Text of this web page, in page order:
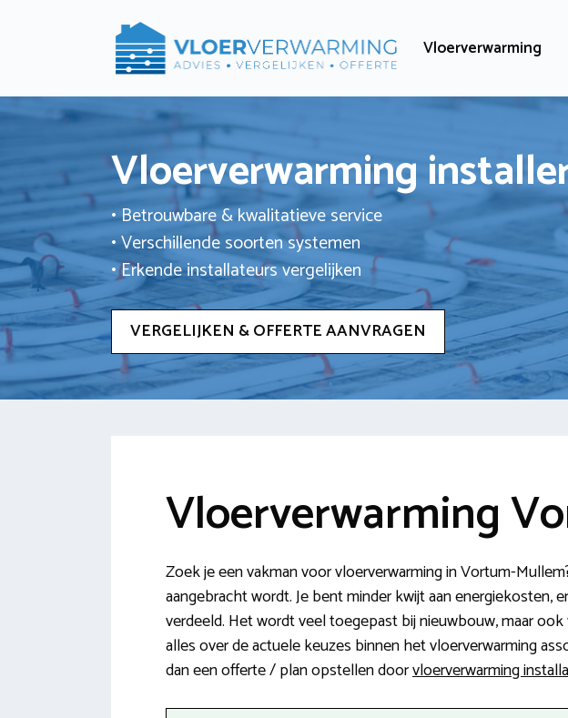
Vloerverwarming
Vloerverwarming
• Betrouwbare & kwalitatieve service
• Verschillende soorten systemen
• Erkende installateurs vergelijken
VERGELIJKEN & OFFERTE AANVRAGEN
Vloerverwarming
Zoek je een vakman voor vloerverwarming in Vortum-
aangebracht wordt. Je bent minder kwijt aan
verdeeld. Het wordt veel toegepast bij nieuwbouw, maar
alles over de actuele keuzes binnen het vloerverwarming
dan een offerte / plan opstellen doorvloerverwarming